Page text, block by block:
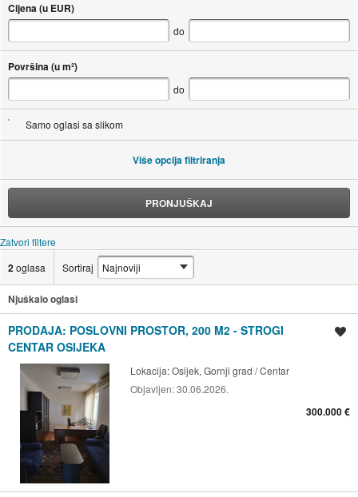
Cijena (u EUR)
do
Površina (u m²)
do
Samo oglasi sa slikom
Više opcija filtriranja
PRONJUŠKAJ
Zatvori filtere
2oglasa Sortiraj
Njuškalo oglasi
PRODAJA: POSLOVNI PROSTOR, 200 M2 - STROGI
CENTAR OSIJEKA
Lokacija:Osijek, Gornji grad / Centar
Objavljen:30.06.2026.
300.000 €